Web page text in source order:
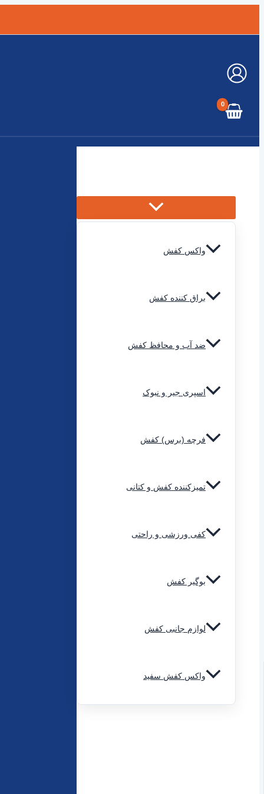
واکس کفش
براق کننده کفش
ضد آب و محافظ کفش
اسپری جیر و نبوک
فرچه (برس) کفش
تمیزکننده کفش و کتانی
کفی ورزشی و راحتی
بوگیر کفش
لوازم جانبی کفش
واکس کفش سفید